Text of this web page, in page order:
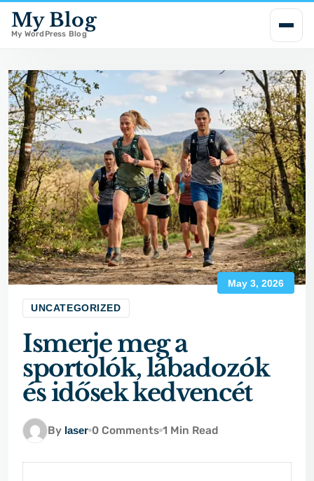
i
p
o
c
o
n
t
e
n
t
My Blog
My WordPress Blog
May 3, 2026
UNCATEGORIZED
Ismerje meg a
sportolók, lábadozók
és idősek kedvencét
By laser 0 Comments 1 Min Read